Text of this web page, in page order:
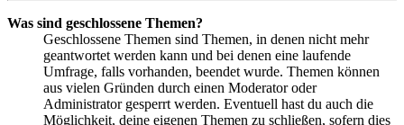
Was sind geschlossene Themen?
Geschlossene Themen sind Themen, in denen nicht mehr
geantwortet werden kann und bei denen eine laufende
Umfrage, falls vorhanden, beendet wurde. Themen können
aus vielen Gründen durch einen Moderator oder
Administrator gesperrt werden. Eventuell hast du auch die
Möglichkeit, deine eigenen Themen zu schließen, sofern dies